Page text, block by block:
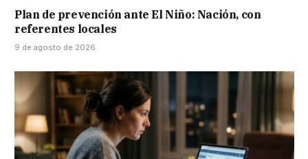
Plan de prevención ante El Niño: Nación, con
referentes locales
9 de agosto de 2026